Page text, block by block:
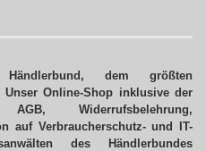
dem größten
Unser Online-Shop inklusive der
Widerrufsbelehrung,
auf Verbraucherschutz- und IT-
des Händlerbundes